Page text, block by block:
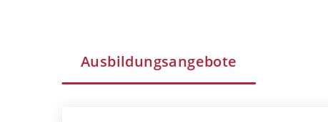
Ausbildungsangebote